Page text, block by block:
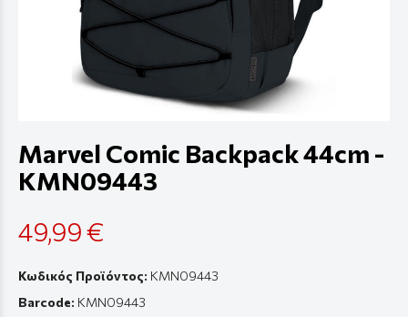
Marvel Comic Backpack 44cm -
KMN09443
49,99 €
Κωδικός Προϊόντος: KMN09443
Barcode: KMN09443